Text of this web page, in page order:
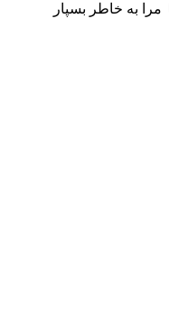
مرا به خاطر بسپار